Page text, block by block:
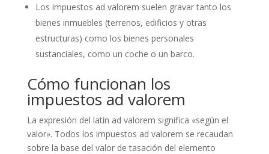
Los impuestos ad valorem suelen gravar tanto los
bienes inmuebles (terrenos, edificios y otras
estructuras) como los bienes personales
sustanciales, como un coche o un barco.
Cómo funcionan los
impuestos ad valorem
La expresión del latín ad valorem significa «según el
valor». Todos los impuestos ad valorem se recaudan
sobre la base del valor de tasación del elemento